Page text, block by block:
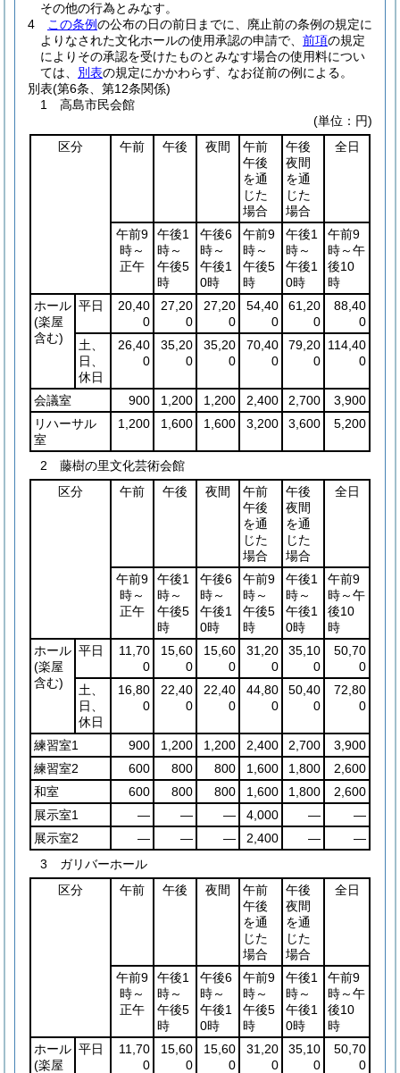
その他の行為とみなす。
4
この条例の公布の日の前日までに、廃止前の条例の規定に
よりなされた文化ホールの使用承認の申請で、 前項の規定
によりその承認を受けたものとみなす場合の使用料につい
ては、 別表の規定にかかわらず、なお従前の例による。
別表(第6条、第12条関係)
1 高島市民会館
(単位：円)
区分
午前 午後 夜間
午前
午後
を通
じた
場合
午後
夜間
を通
じた
場合
全日
午前9
時～
正午
午後1
時～
午後5
時
午後6
時～
午後1
0時
午前9
時～
午後5
時
午後1
時～
午後1
0時
午前9
時～午
後10
時
ホール
(楽屋
含む)
平日
20,40
0
27,20
0
27,20
0
54,40
0
61,20
0
88,40
0
土、
日、
休日
26,40
0
35,20
0
35,20
0
70,40
0
79,20
0
114,40
0
会議室 900 1,200 1,200 2,400 2,700
3,900
リハーサル
室
1,200 1,600 1,600 3,200 3,600 5,200
2 藤樹の里文化芸術会館
区分
午前 午後 夜間
午前
午後
を通
じた
場合
午後
夜間
を通
じた
場合
全日
午前9
時～
正午
午後1
時～
午後5
時
午後6
時～
午後1
0時
午前9
時～
午後5
時
午後1
時～
午後1
0時
午前9
時～午
後10
時
ホール
(楽屋
含む)
平日
11,70
0
15,60
0
15,60
0
31,20
0
35,10
0
50,70
0
土、
日、
休日
16,80
0
22,40
0
22,40
0
44,80
0
50,40
0
72,80
0
練習室1 900 1,200 1,200 2,400 2,700
3,900
練習室2
600 800 800 1,600 1,800
2,600
和室
600 800 800 1,600 1,800
2,600
展示室1
― ― ― 4,000 ―
―
展示室2
― ― ― 2,400 ―
―
3 ガリバーホール
区分
午前 午後 夜間
午前
午後
を通
じた
場合
午後
夜間
を通
じた
場合
全日
午前9
時～
正午
午後1
時～
午後5
時
午後6
時～
午後1
0時
午前9
時～
午後5
時
午後1
時～
午後1
0時
午前9
時～午
後10
時
ホール
(楽屋
平日
11,70
0
15,60
0
15,60
0
31,20
0
35,10
0
50,70
0